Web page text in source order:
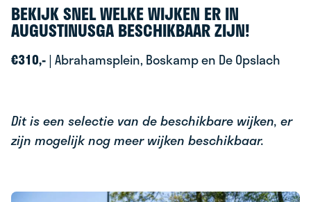
BEKIJK SNEL WELKE WIJKEN ER IN
AUGUSTINUSGA BESCHIKBAAR ZIJN!
€310,-| Abrahamsplein, Boskamp en De Opslach
Dit is een selectie van de beschikbare wijken, er
zijn mogelijk nog meer wijken beschikbaar.